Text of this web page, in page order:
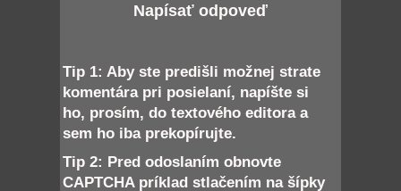
Napísať odpoveď
Tip 1: Aby ste predišli možnej strate
komentára pri posielaní, napíšte si
ho, prosím, do textového editora a
sem ho iba prekopírujte.
Tip 2: Pred odoslaním obnovte
CAPTCHA príklad stlačením na šípky